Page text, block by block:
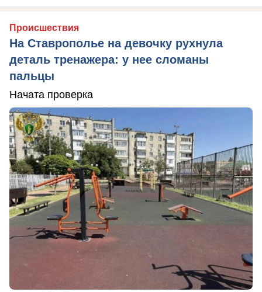
Происшествия
На Ставрополье на девочку рухнула
деталь тренажера: у нее сломаны
пальцы
Начата проверка